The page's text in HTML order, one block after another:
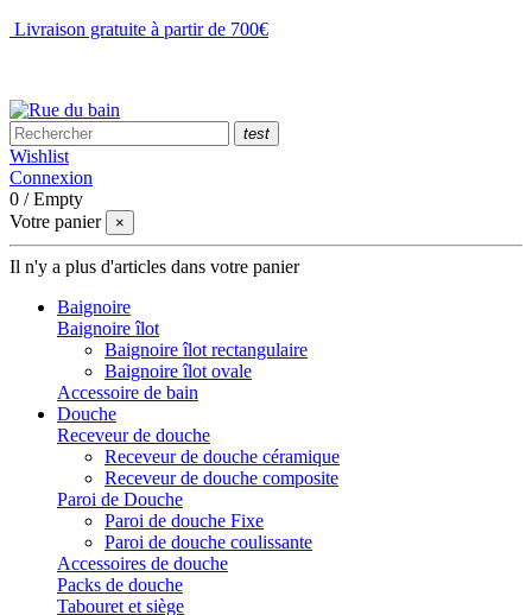
Livraison gratuite à partir de 700€
test
Wishlist
Connexion
0 /Empty
Votre panier
×
Il n'y a plus d'articles dans votre panier
Baignoire
Baignoire îlot
Baignoire îlot rectangulaire
Baignoire îlot ovale
Accessoire de bain
Douche
Receveur de douche
Receveur de douche céramique
Receveur de douche composite
Paroi de Douche
Paroi de douche Fixe
Paroi de douche coulissante
Accessoires de douche
Packs de douche
Tabouret et siège